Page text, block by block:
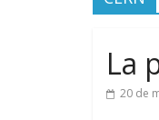
La
20 de